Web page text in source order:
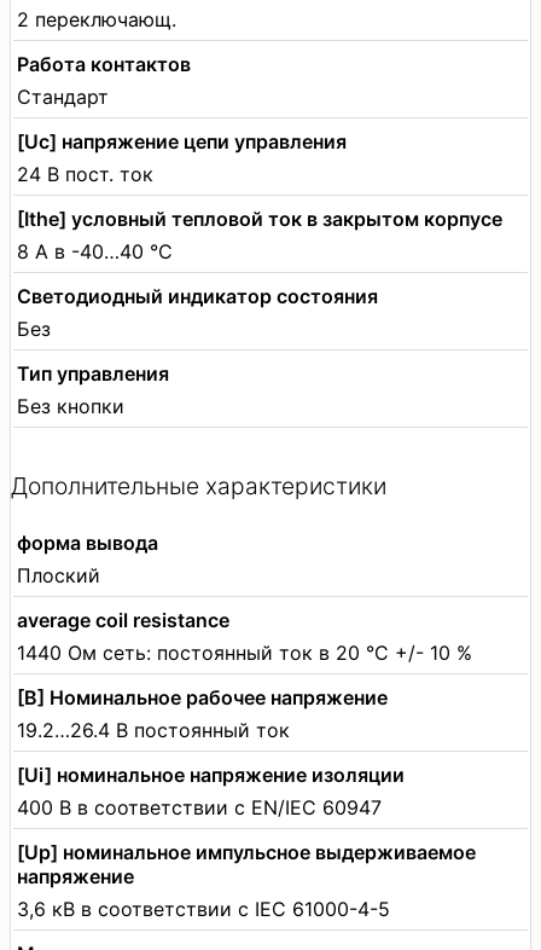
2 переключающ.
Работа контактов
Стандарт
[Uc] напряжение цепи управления
24 В пост. ток
[Ithe] условный тепловой ток в закрытом корпусе
8 А в -40…40 °C
Светодиодный индикатор состояния
Без
Тип управления
Без кнопки
Дополнительные характеристики
форма вывода
Плоский
average coil resistance
1440 Ом сеть: постоянный ток в 20 °C +/- 10 %
[В] Номинальное рабочее напряжение
19.2…26.4 В постоянный ток
[Ui] номинальное напряжение изоляции
400 В в соответствии с EN/IEC 60947
[Up] номинальное импульсное выдерживаемое
напряжение
3,6 кВ в соответствии с IEC 61000-4-5